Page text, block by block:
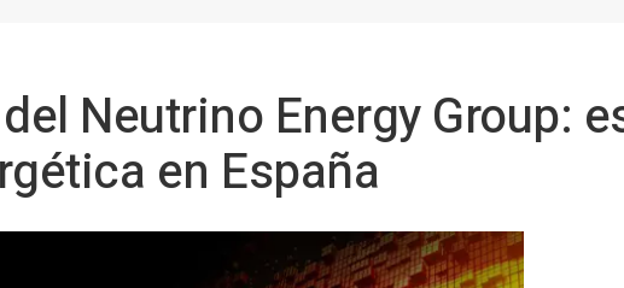
Neutrino Energy Group:
en España